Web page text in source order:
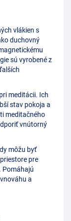
vlákien s
duchovný
sú vyrobené z
meditácii. Ich
stav pokoja a
meditačného
vnútorný
môžu byť
pre
Pomáhajú
a